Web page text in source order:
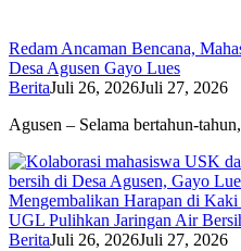
Redam Ancaman Bencana,
Desa Agusen Gayo Lues
BeritaJuli 26, 2026Juli 27, 2026
Agusen – Selama bertahun-
Mengembalikan Harapan di
UGL Pulihkan Jaringan Air
BeritaJuli 26, 2026Juli 27, 2026